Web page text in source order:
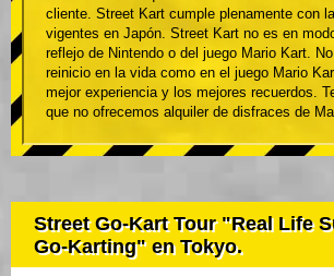
cliente. Street Kart cumple plenamente con
vigentes en Japón. Street Kart no es en
reflejo de Nintendo o del juego Mario Kart.
reinicio en la vida como en el juego Mario
mejor experiencia y los mejores recuerdos.
que no ofrecemos alquiler de disfraces de
Street Go-Kart Tour "Real Life
Go-Karting" en Tokyo.